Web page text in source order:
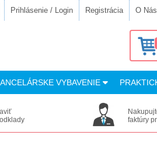
Prihlásenie / Login Registrácia O Nás
VYBAVENIE
faktúry